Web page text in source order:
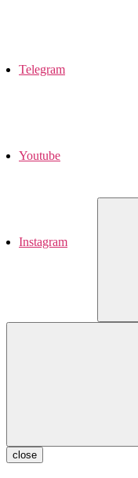
Telegram
Youtube
Instagram
close